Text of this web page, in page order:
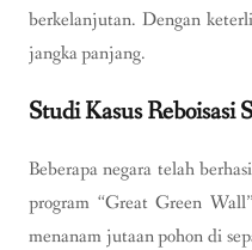
berkelanjutan. Dengan
jangka panjang.
Studi Kasus Reboisasi
Beberapa negara telah
program “Great Green
menanam jutaan pohon di